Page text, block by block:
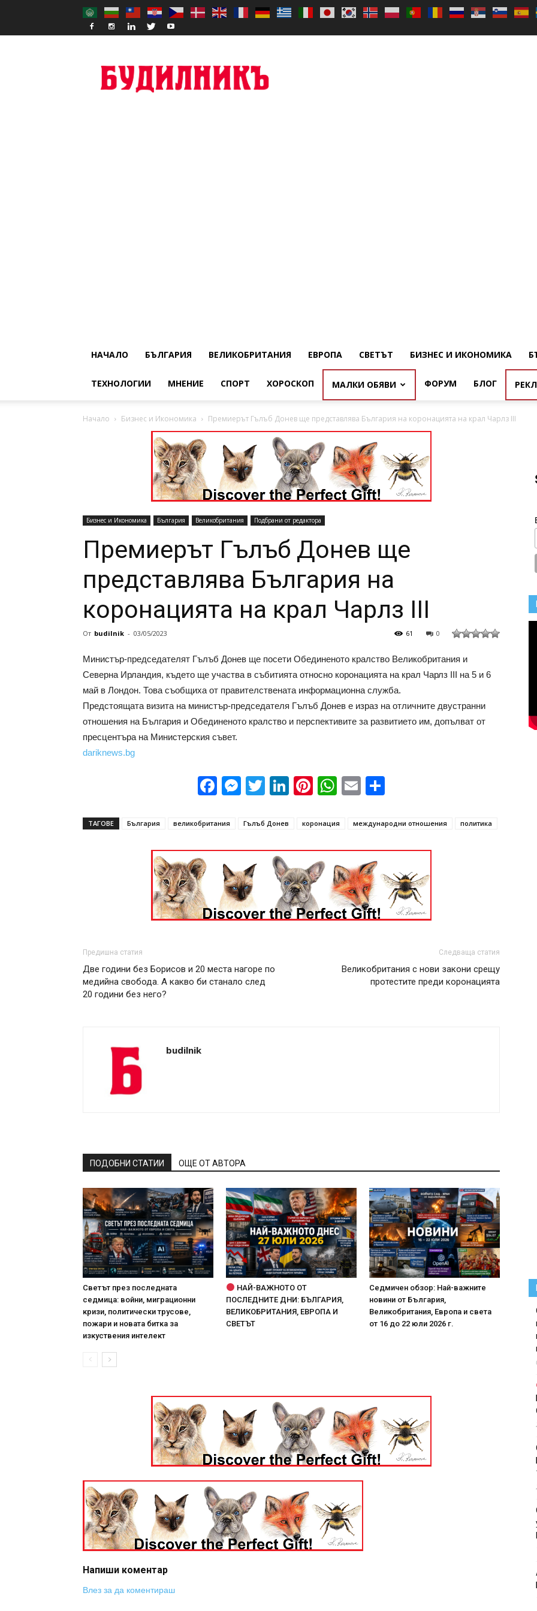
НАЧАЛО БЪЛГАРИЯ ВЕЛИКОБРИТАНИЯ ЕВРОПА СВЕТЪТ БИЗНЕС И ИКОНОМИКА
ТЕХНОЛОГИИ МНЕНИЕ СПОРТ ХОРОСКОП МАЛКИ ОБЯВИ ФОРУМ БЛОГ
Начало Бизнес и Икономика Премиерът Гълъб Донев ще представлява България на коронацията на крал Чарлз III
Бизнес и Икономика България Великобритания Подбрани от редактора
Премиерът Гълъб Донев ще
представлява България на
коронацията на крал Чарлз III
От budilnik - 03/05/2023 0
61
Mинистър-председателят Гълъб Донев ще посети Обединеното кралство Великобритания и
Северна Ирландия, където ще участва в събитията относно коронацията на крал Чарлз III на 5 и 6
май в Лондон. Това съобщиха от правителствената информационна служба.
Предстоящата визита на министър-председателя Гълъб Донев е израз на отличните двустранни
отношения на България и Обединеното кралство и перспективите за развитието им, допълват от
пресцентъра на Министерския съвет.
dariknews.bg
Facebook
Messenger
Twitter
LinkedIn
Pinterest
WhatsApp
Email
ТАГОВЕ България великобритания Гълъб Донев коронация международни отношения политика
Предишна статия
Две години без Борисов и 20 места нагоре по
медийна свобода. А какво би станало след
20 години без него?
Следваща статия
Великобритания с нови закони срещу
протестите преди коронацията
budilnik
ПОДОБНИ СТАТИИ ОЩЕ ОТ АВТОРА
Светът през последната
седмица: войни, миграционни
кризи, политически трусове,
пожари и новата битка за
изкуствения интелект
НАЙ-ВАЖНОТО ОТ
ПОСЛЕДНИТЕ ДНИ: БЪЛГАРИЯ,
ВЕЛИКОБРИТАНИЯ, ЕВРОПА И
СВЕТЪТ
Седмичен обзор: Най-важните
новини от България,
Великобритания, Европа и света
от 16 до 22 юли 2026 г.
Напиши коментар
Влез за да коментираш